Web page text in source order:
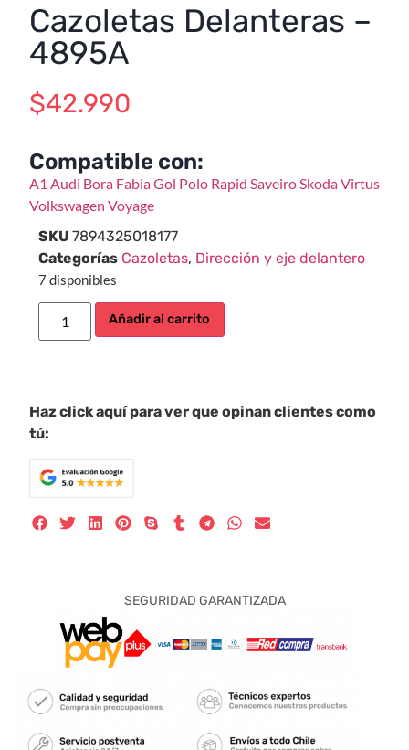
Cazoletas Delanteras –
4895A
$42.990
Compatible con:
A1 Audi Bora FabiaGol Polo Rapid SaveiroSkodaVirtus
Volkswagen Voyage
SKU 7894325018177
Categorías Cazoletas, Dirección y eje delantero
7 disponibles
Añadir al carrito
Haz click aquí para ver que opinan clientes como
tú:
SEGURIDAD GARANTIZADA